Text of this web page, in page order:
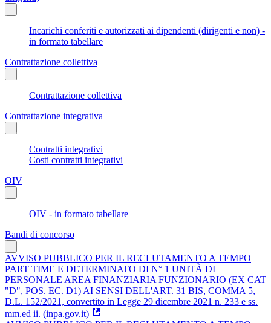
Incarichi conferiti e autorizzati ai dipendenti (dirigenti e non) -
in formato tabellare
Contrattazione collettiva
Contrattazione collettiva
Contrattazione integrativa
Contratti integrativi
Costi contratti integrativi
OIV
OIV - in formato tabellare
Bandi di concorso
AVVISO PUBBLICO PER IL RECLUTAMENTO A TEMPO
PART TIME E DETERMINATO DI N° 1 UNITÀ DI
PERSONALE AREA FINANZIARIA FUNZIONARIO (EX CAT
"D", POS. EC. D1) AI SENSI DELL'ART. 31 BIS, COMMA 5,
D.L. 152/2021, convertito in Legge 29 dicembre 2021 n. 233 e ss.
mm.ed ii. (inpa.gov.it)